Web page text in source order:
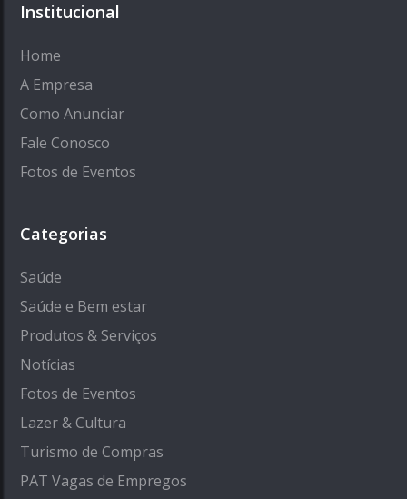
Institucional
Home
A Empresa
Como Anunciar
Fale Conosco
Fotos de Eventos
Categorias
Saúde
Saúde e Bem estar
Produtos & Serviços
Notícias
Fotos de Eventos
Lazer & Cultura
Turismo de Compras
PAT Vagas de Empregos